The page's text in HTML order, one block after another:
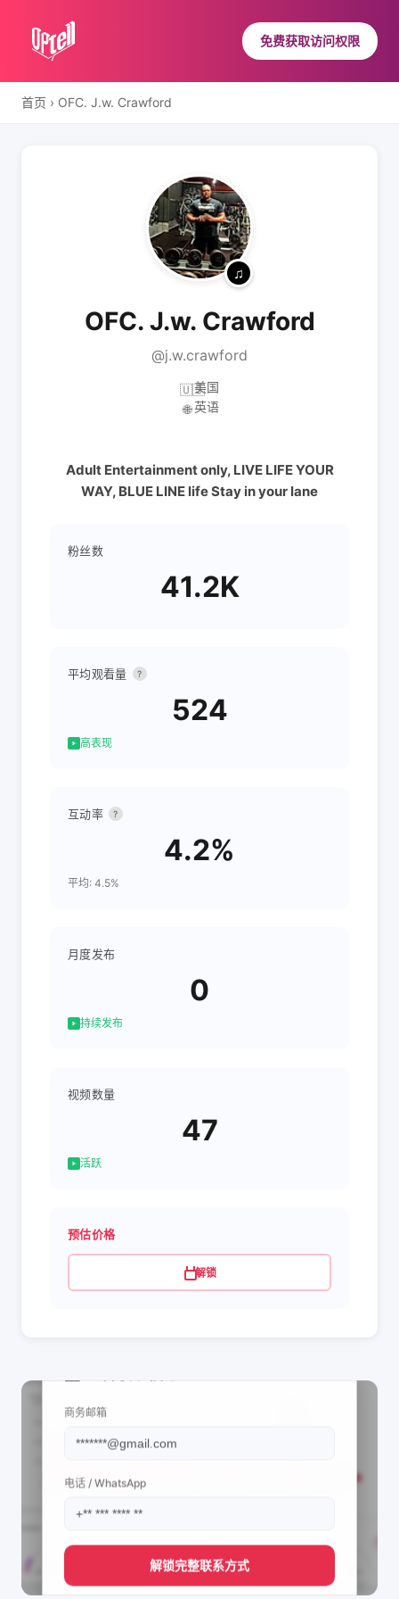
免费获取访问权限
首页 › OFC. J.w. Crawford
OFC. J.w. Crawford
@j.w.crawford
🇺🇸美国
🌐 英语
Adult Entertainment only, LIVE LIFE YOUR
WAY, BLUE LINE life Stay in your lane
粉丝数
41.2K
平均观看量 ?
524
高表现
互动率 ?
4.2%
平均: 4.5%
月度发布
0
持续发布
视频数量
47
活跃
预估价格
解锁
商务邮箱
电话 / WhatsApp
解锁完整联系方式